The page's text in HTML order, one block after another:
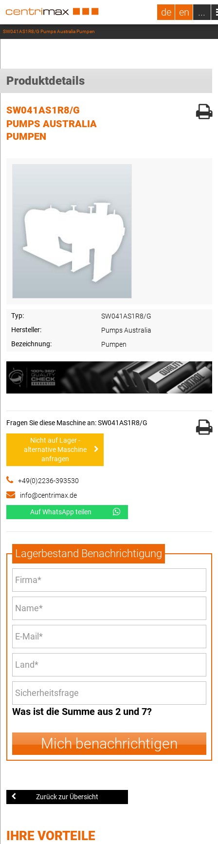
de en ...
SW041AS1R8/G Pumps Australia Pumpen
Produktdetails
SW041AS1R8/G
PUMPS AUSTRALIA
PUMPEN
Typ:
SW041AS1R8/G
Hersteller:
Pumps Australia
Bezeichnung:
Pumpen
Fragen Sie diese Maschine an: SW041AS1R8/G
Nicht auf Lager -
alternative Maschine
anfragen
+49(0)2236-393530
info@centrimax.de
Auf WhatsApp teilen
Lagerbestand Benachrichtigung
Was ist die Summe aus 2 und 7?
Mich benachrichtigen
Zurück zur Übersicht
IHRE VORTEILE